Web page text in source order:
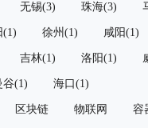
无锡(3) 珠海(3)
(1) 徐州(1) 咸阳(1)
吉林(1) 洛阳(1)
谷(1) 海口(1)
区块链 物联网 容